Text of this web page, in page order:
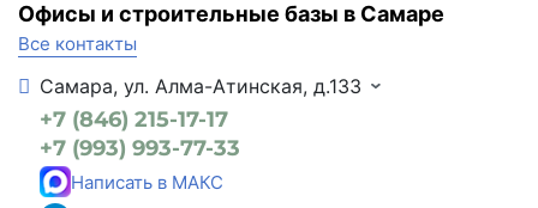
Офисы и строительные базы в Самаре
Все контакты
Самара, ул. Алма-Атинская, д.133
+7 (846) 215-17-17
+7 (993) 993-77-33
Написать в МАКС